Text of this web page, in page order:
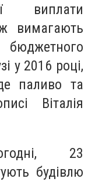
виплати
вимагають
бюджетного
у 2016 році,
паливо та
Віталія
23
будівлю